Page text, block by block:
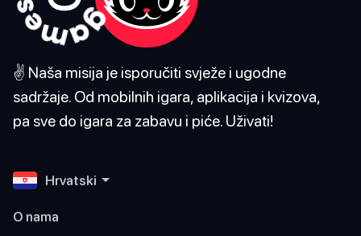
✌️ Naša misija je isporučiti svježe i ugodne
sadržaje. Od mobilnih igara, aplikacija i kvizova,
pa sve do igara za zabavu i piće. Uživati!
Hrvatski
O nama